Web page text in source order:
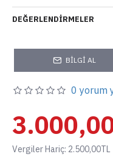
DEĞERLENDIRMELER
BILGI AL
0 yorum
Vergiler Hariç: 2.500,00TL